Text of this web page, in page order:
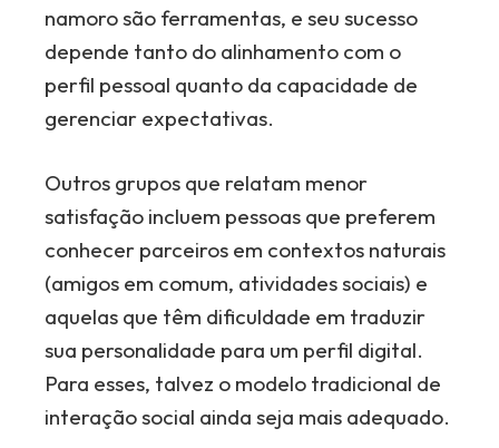
namoro são ferramentas, e seu sucesso
depende tanto do alinhamento com o
perfil pessoal quanto da capacidade de
gerenciar expectativas.
Outros grupos que relatam menor
satisfação incluem pessoas que preferem
conhecer parceiros em contextos naturais
(amigos em comum, atividades sociais) e
aquelas que têm dificuldade em traduzir
sua personalidade para um perfil digital.
Para esses, talvez o modelo tradicional de
interação social ainda seja mais adequado.